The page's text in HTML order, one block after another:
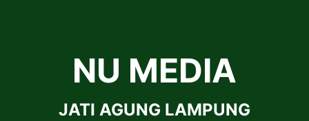
NU MEDIA
JATI AGUNG LAMPUNG